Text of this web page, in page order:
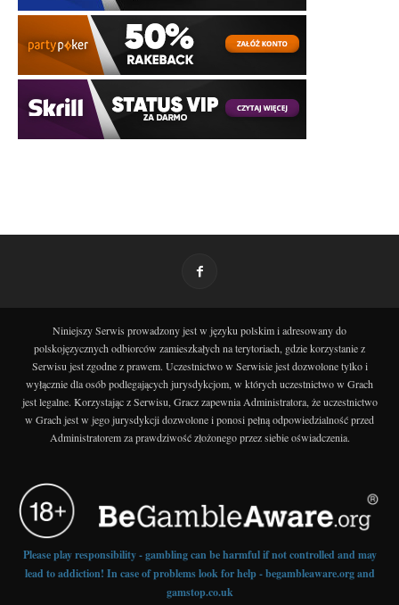
Niniejszy Serwis prowadzony jest w języku polskim i adresowany do
polskojęzycznych odbiorców zamieszkałych na terytoriach, gdzie korzystanie z
Serwisu jest zgodne z prawem. Uczestnictwo w Serwisie jest dozwolone tylko i
wyłącznie dla osób podlegających jurysdykcjom, w których uczestnictwo w Grach
jest legalne. Korzystając z Serwisu, Gracz zapewnia Administratora, że uczestnictwo
w Grach jest w jego jurysdykcji dozwolone i ponosi pełną odpowiedzialność przed
Administratorem za prawdziwość złożonego przez siebie oświadczenia.
Please play responsibility - gambling can be harmful if not controlled and may
lead to addiction! In case of problems look for help - begambleaware.org and
gamstop.co.uk